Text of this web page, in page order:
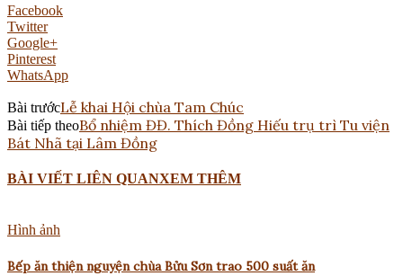
Facebook
Twitter
Google+
Pinterest
WhatsApp
Bài trướcLễ khai Hội chùa Tam Chúc
Bài tiếp theoBổ nhiệm ĐĐ. Thích Đồng Hiếu trụ trì Tu viện
Bát Nhã tại Lâm Đồng
BÀI VIẾT LIÊN QUANXEM THÊM
Hình ảnh
Bếp ăn thiện nguyện chùa Bửu Sơn trao 500 suất ăn